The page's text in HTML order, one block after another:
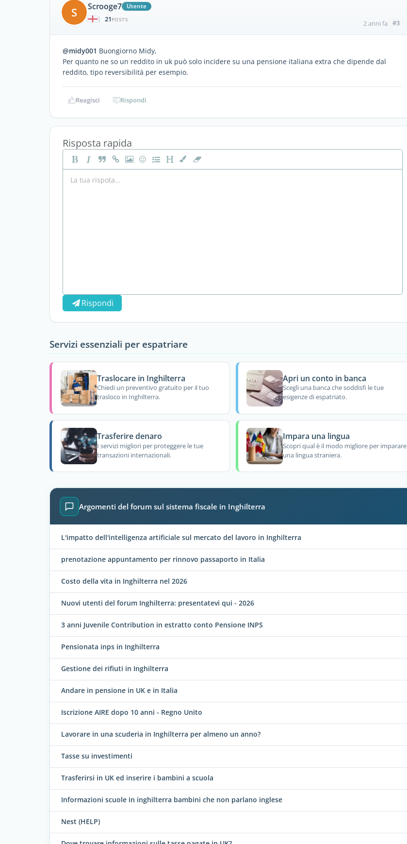
S Scrooge7
Utente
|
21 POSTS 2 anni fa #3
@midy001 Buongiorno Midy,
Per quanto ne so un reddito in uk può solo incidere su una pensione italiana extra che dipende dal
reddito, tipo reversibilità per esempio.
Reagisci Rispondi
Risposta rapida
Rispondi
Servizi essenziali per espatriare
Traslocare in Inghilterra
Chiedi un preventivo gratuito per il tuo
trasloco in Inghilterra.
Apri un conto in banca
Scegli una banca che soddisfi le tue
esigenze di espatriato.
Trasferire denaro
I servizi migliori per proteggere le tue
transazioni internazionali.
Impara una lingua
Scopri qual è il modo migliore per imparare
una lingua straniera.
Argomenti del forum sul sistema fiscale in Inghilterra
L'impatto dell'intelligenza artificiale sul mercato del lavoro in Inghilterra
prenotazione appuntamento per rinnovo passaporto in Italia
Costo della vita in Inghilterra nel 2026
Nuovi utenti del forum Inghilterra: presentatevi qui - 2026
3 anni Juvenile Contribution in estratto conto Pensione INPS
Pensionata inps in Inghilterra
Gestione dei rifiuti in Inghilterra
Andare in pensione in UK e in Italia
Iscrizione AIRE dopo 10 anni - Regno Unito
Lavorare in una scuderia in Inghilterra per almeno un anno?
Tasse su investimenti
Trasferirsi in UK ed inserire i bambini a scuola
Informazioni scuole in inghilterra bambini che non parlano inglese
Nest (HELP)